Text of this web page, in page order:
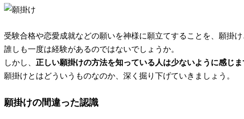
受験合格や恋愛成就などの願いを神様に願立てすることを、願掛け
誰しも一度は経験があるのではないでしょうか。
しかし、 正しい願掛けの方法を知っている人は少ないように感じま
願掛けとはどういうものなのか、深く掘り下げていきましょう。
願掛けの間違った認識